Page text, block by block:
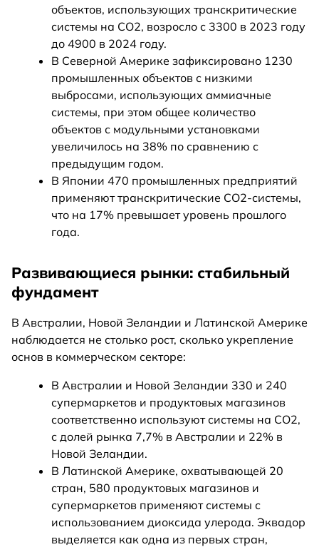
объектов, использующих транскритические
системы на CO2, возросло с 3300 в 2023 году
до 4900 в 2024 году.
В Северной Америке зафиксировано 1230
промышленных объектов с низкими
выбросами, использующих аммиачные
системы, при этом общее количество
объектов с модульными установками
увеличилось на 38% по сравнению с
предыдущим годом.
В Японии 470 промышленных предприятий
применяют транскритические CO2-системы,
что на 17% превышает уровень прошлого
года.
Развивающиеся рынки: стабильный
фундамент
В Австралии, Новой Зеландии и Латинской Америке
наблюдается не столько рост, сколько укрепление
основ в коммерческом секторе:
В Австралии и Новой Зеландии 330 и 240
супермаркетов и продуктовых магазинов
соответственно используют системы на CO2,
с долей рынка 7,7% в Австралии и 22% в
Новой Зеландии.
В Латинской Америке, охватывающей 20
стран, 580 продуктовых магазинов и
супермаркетов применяют системы с
использованием диоксида улерода. Эквадор
выделяется как одна из первых стран,